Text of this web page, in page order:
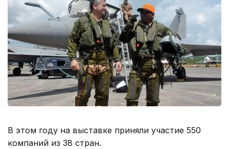
В этом году на выставке приняли участие 550
компаний из 38 стран.